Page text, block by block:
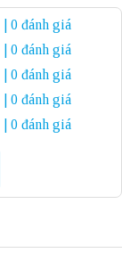
| 0 đánh giá
| 0 đánh giá
| 0 đánh giá
| 0 đánh giá
| 0 đánh giá